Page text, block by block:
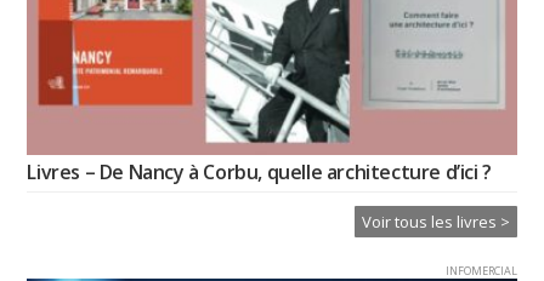
Livres – De Nancy à Corbu, quelle architecture d’ici ?
Voir tous les livres >
INFOMERCIAL